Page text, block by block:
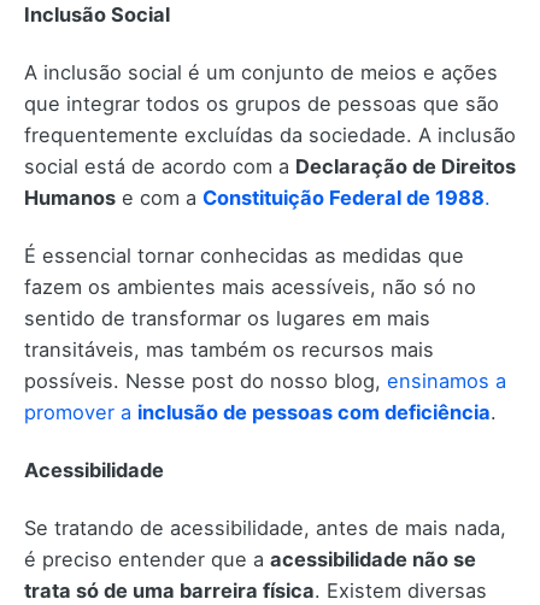
Inclusão Social
A inclusão social é um conjunto de meios e ações
que integrar todos os grupos de pessoas que são
frequentemente excluídas da sociedade. A inclusão
social está de acordo com a Declaração de Direitos
Humanos e com a Constituição Federal de 1988.
É essencial tornar conhecidas as medidas que
fazem os ambientes mais acessíveis, não só no
sentido de transformar os lugares em mais
transitáveis, mas também os recursos mais
possíveis. Nesse post do nosso blog, ensinamos a
promover a inclusão de pessoas com deficiência.
Acessibilidade
Se tratando de acessibilidade, antes de mais nada,
é preciso entender que a acessibilidade não se
trata só de uma barreira física. Existem diversas